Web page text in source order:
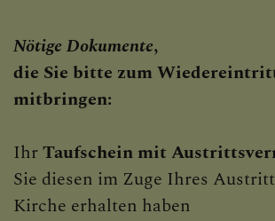
KONTAKT
BIBLIOTEXING
ANBETUNG
Nötige Dokumente,
die Sie bitte zum
mitbringen:
IhrTaufschein mit
Sie diesen im Zuge Ihres
Kirche erhalten haben